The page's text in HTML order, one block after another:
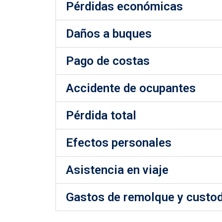
Pérdidas económicas
Daños a buques
Pago de costas
Accidente de ocupantes
Pérdida total
Efectos personales
Asistencia en viaje
Gastos de remolque y